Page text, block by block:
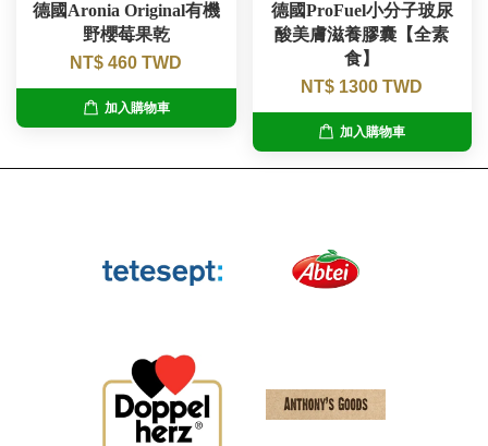
德國Aronia Original有機
野櫻莓果乾
NT$ 460 TWD
加入購物車
德國ProFuel小分子玻尿
酸美膚滋養膠囊【全素
食】
NT$ 1300 TWD
加入購物車